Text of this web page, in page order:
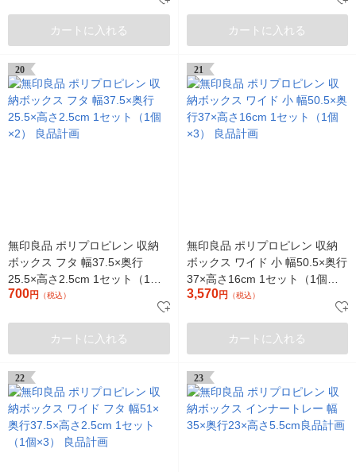
カートに入れる カートに入れる
20
無印良品 ポリプロピレン 収納
ボックス フタ 幅37.5×奥行
25.5×高さ2.5cm 1セット（1個
×2） 良品計画
700円 （税込）
カートに入れる
21
無印良品 ポリプロピレン 収納
ボックス ワイド 小 幅50.5×奥行
37×高さ16cm 1セット（1個
×3） 良品計画
3,570円 （税込）
カートに入れる
22 23